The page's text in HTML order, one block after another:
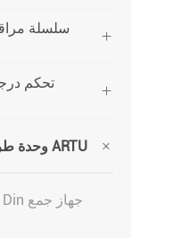


وحدة طرفية عن بعد من سلسلة ARTU 